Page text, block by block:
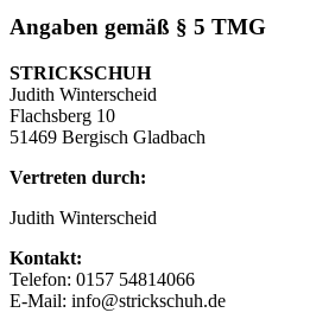
Angaben gemäß § 5 TMG
STRICKSCHUH
Judith Winterscheid
Flachsberg 10
51469 Bergisch Gladbach
Vertreten durch:
Judith Winterscheid
Kontakt:
Telefon: 0157 54814066
E-Mail: info@strickschuh.de